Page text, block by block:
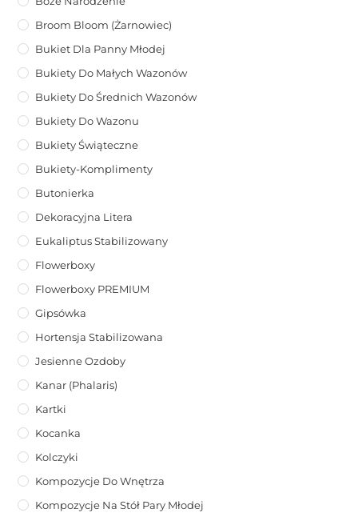
Broom Bloom (żarnowiec)
Bukiet Dla Panny Młodej
Bukiety Do Małych Wazonów
Bukiety Do Średnich Wazonów
Bukiety Do Wazonu
Bukiety Świąteczne
Bukiety-Komplimenty
Butonierka
Dekoracyjna Litera
Eukaliptus Stabilizowany
Flowerboxy
Flowerboxy PREMIUM
Gipsówka
Hortensja Stabilizowana
Jesienne Ozdoby
Kanar (phalaris)
Kartki
Kocanka
Kolczyki
Kompozycje Do Wnętrza
Kompozycje Na Stół Pary Młodej